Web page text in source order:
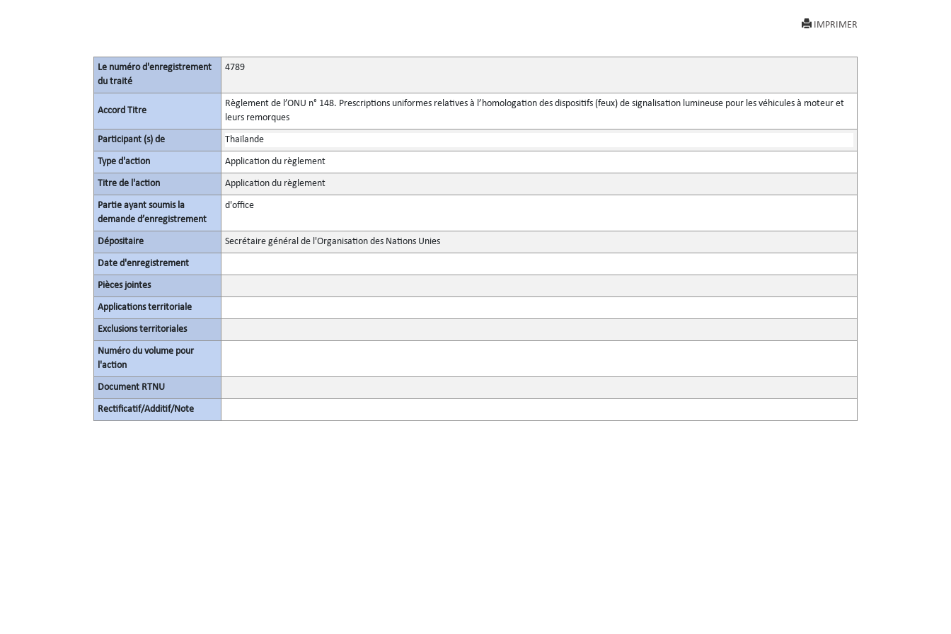
IMPRIMER
Le numéro d'enregistrement
du traité
4789
Accord Titre
Règlement de l’ONU n° 148. Prescriptions uniformes relatives à l’homologation des dispositifs (feux) de signalisation lumineuse pour les véhicules à moteur et
leurs remorques
Participant (s) de Thaïlande
Type d'action Application du règlement
Titre de l'action Application du règlement
Partie ayant soumis la
demande d’enregistrement
d'office
Dépositaire Secrétaire général de l'Organisation des Nations Unies
Date d'enregistrement
Pièces jointes
Applications territoriale
Exclusions territoriales
Numéro du volume pour
l'action
Document RTNU
Rectificatif/Additif/Note